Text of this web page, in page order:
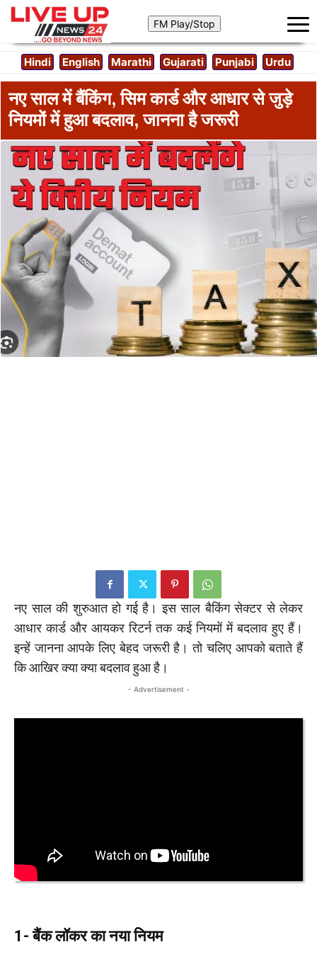
Hindi English Marathi Gujarati Punjabi Urdu
नए साल में बैंकिंग, सिम कार्ड और आधार से जुड़े
नियमों में हुआ बदलाव, जानना है जरूरी
नए साल की शुरुआत हो गई है। इस साल बैकिंग सेक्टर से लेकर
आधार कार्ड और आयकर रिटर्न तक कई नियमों में बदलाव हुए हैं।
इन्हें जानना आपके लिए बेहद जरूरी है। तो चलिए आपको बताते हैं
कि आखिर क्या क्या बदलाव हुआ है।
- Advertisement -
1- बैंक लॉकर का नया नियम